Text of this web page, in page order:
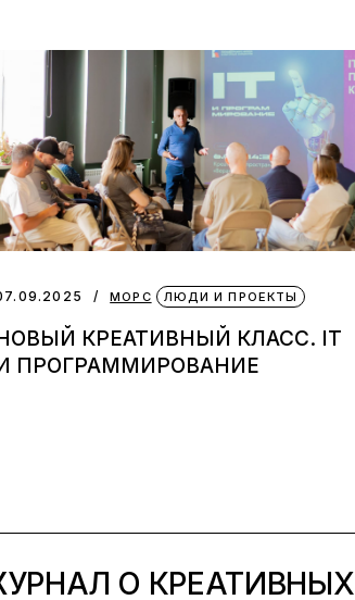
МОРС ЛЮДИ И ПРОЕКТЫ
КРЕАТИВНЫЙ КЛАСС. IT
ПРОГРАММИРОВАНИЕ
О КРЕАТИВНЫХ